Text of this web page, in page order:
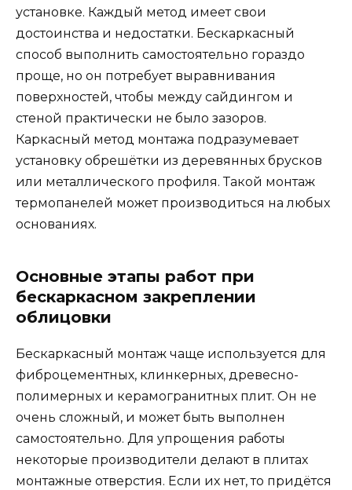
установке. Каждый метод имеет свои
достоинства и недостатки. Бескаркасный
способ выполнить самостоятельно гораздо
проще, но он потребует выравнивания
поверхностей, чтобы между сайдингом и
стеной практически не было зазоров.
Каркасный метод монтажа подразумевает
установку обрешётки из деревянных брусков
или металлического профиля. Такой монтаж
термопанелей может производиться на любых
основаниях.
Основные этапы работ при
бескаркасном закреплении
облицовки
Бескаркасный монтаж чаще используется для
фиброцементных, клинкерных, древесно-
полимерных и керамогранитных плит. Он не
очень сложный, и может быть выполнен
самостоятельно. Для упрощения работы
некоторые производители делают в плитах
монтажные отверстия. Если их нет, то придётся